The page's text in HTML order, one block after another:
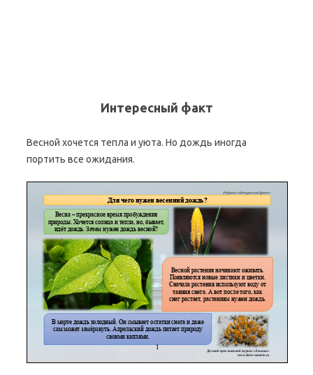
Интересный факт
Весной хочется тепла и уюта. Но дождь иногда
портить все ожидания.